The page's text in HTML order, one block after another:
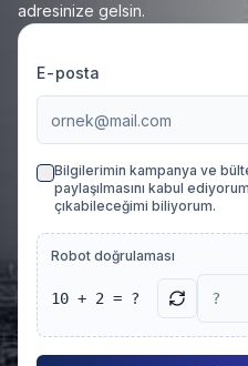
adresinize gelsin.
E-posta
Bilgilerimin kampanya ve
paylaşılmasını kabul
çıkabileceğimi biliyorum.
Robot doğrulaması
10 + 2 = ?